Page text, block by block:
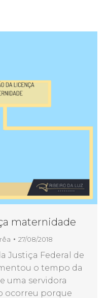
maternidade
27/08/2018
Justiça Federal de
o tempo da
uma servidora
ocorreu porque